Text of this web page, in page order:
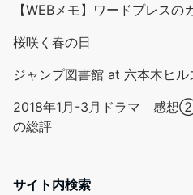
【WEBメモ】ワードプレス
桜咲く春の日
ジャンプ図書館 at 六本木ヒル
2018年1月-3月ドラマ 感想
の総評
サイト内検索